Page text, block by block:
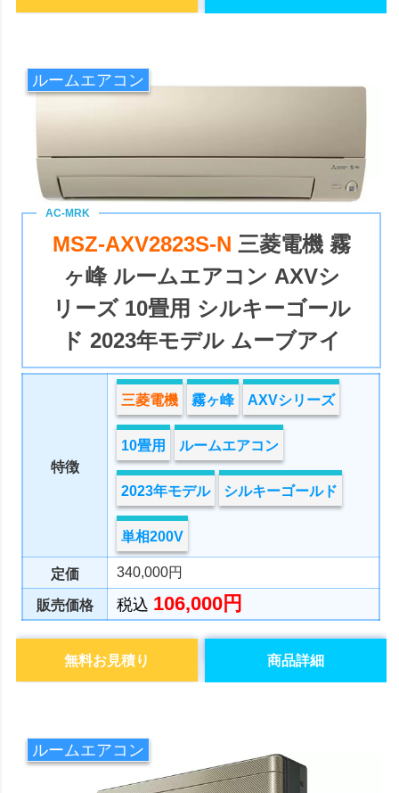
ルームエアコン
MSZ-AXV2823S-N 三菱電機 霧
ヶ峰 ルームエアコン AXVシ
リーズ 10畳用 シルキーゴール
ド 2023年モデル ムーブアイ
特徴
三菱電機 霧ヶ峰 AXVシリーズ
10畳用 ルームエアコン
2023年モデル シルキーゴールド
単相200V
定価 340,000円
販売価格 税込 106,000円
商品詳細
無料お見積り
ルームエアコン